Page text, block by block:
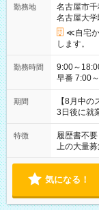
勤務地
名古屋市千
名古屋大学
≪自宅
します。
勤務時間
9:00～18:00（休憩60分）
早番 7:00～
と休みを
「できれ
ね。 ※Wワーク希望の方へ 今ご覧のお仕事で希望する勤務時間
と、もう1
合は応募
期間
【8月中
3日後に就
特徴 履歴書不要
上の大量
気になる！